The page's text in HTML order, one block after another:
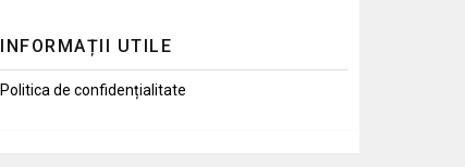
INFORMAȚII UTILE
Politica de confidențialitate